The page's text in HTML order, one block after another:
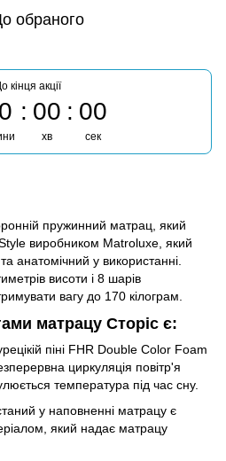
обраного
кінця акції
00
хв
00
сек
пружинний матрац, який
Style виробником Matroluxe, який
анатомічний у використанні.
висоти і 8 шарів
вагу до 170 кілограм.
матрацу Сторіс є:
піні FHR Double Color Foam
циркуляція повітр'я
температура під час сну.
у наповненні матрацу є
який надає матрацу